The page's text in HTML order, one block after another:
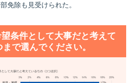
免除も見受けられた。
条件として大事だと考えて
で選んでください。